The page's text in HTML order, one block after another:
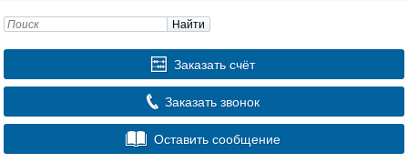
Найти
Заказать счёт
Заказать звонок
Оставить сообщение